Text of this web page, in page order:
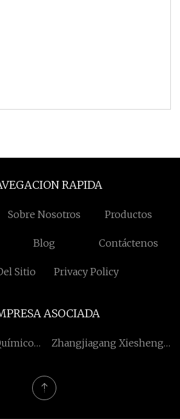
RAPIDA
Sobre Nosotros Productos
Blog Contáctenos
Sitio Privacy Policy
ASOCIADA
Zhangjiagang Xiesheng